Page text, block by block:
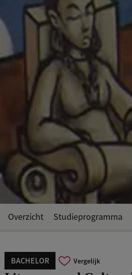
BACHELOR Vergelijk
Overzicht Studieprogramma